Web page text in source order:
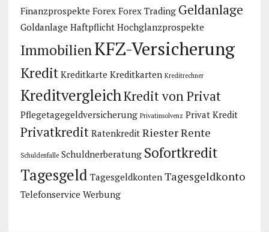
Finanzprospekte Forex Forex Trading Geldanlage
Goldanlage Haftpflicht Hochglanzprospekte
ImmobilienKFZ-Versicherung
Kredit Kreditkarte Kreditkarten Kreditrechner
KreditvergleichKredit von Privat
Pflegetagegeldversicherung Privatinsolvenz Privat Kredit
Privatkredit Ratenkredit Riester Rente
Schuldenfalle Schuldnerberatung Sofortkredit
Tagesgeld Tagesgeldkonten Tagesgeldkonto
Telefonservice Werbung